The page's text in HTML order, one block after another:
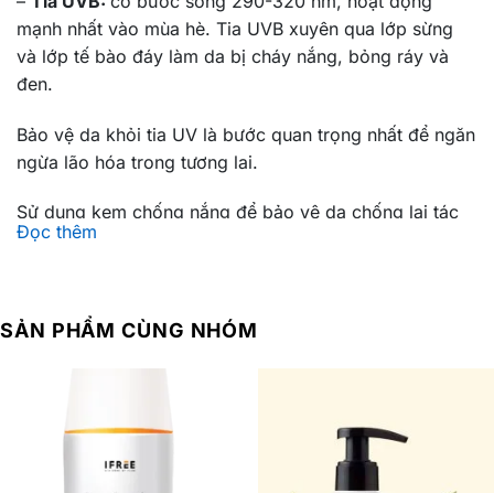
mạnh nhất vào mùa hè. Tia UVB xuyên qua lớp sừng
và lớp tế bào đáy làm da bị cháy nắng, bỏng ráy và
đen.
Bảo vệ da khỏi tia UV là bước quan trọng nhất để ngăn
ngừa lão hóa trong tương lai.
Sử dụng kem chống nắng để bảo vệ da chống lại tác
hại của các tia có trong ánh nắng, quan trọng nhất là
và ngăn ngừa đen da, sạm da, lão hóa da.
Lưu ý: Những người bị nám, tàn nhang, vết thương mới
xuyên
Đọc thêm
SẢN PHẨM CÙNG NHÓM